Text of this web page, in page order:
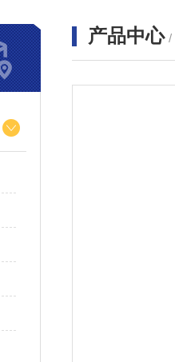
产品中心 /